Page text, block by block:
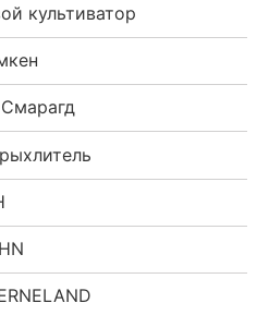
культиватор